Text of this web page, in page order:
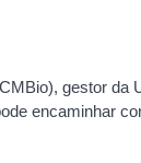
gestor da
encaminhar